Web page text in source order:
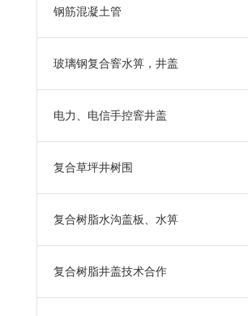
钢筋混凝土管
玻璃钢复合窨水箅，井盖
电力、电信手控窨井盖
复合草坪井树围
复合树脂水沟盖板、水箅
复合树脂井盖技术合作